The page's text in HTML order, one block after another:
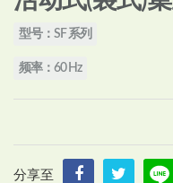
型号：SF 系列
频率：60 Hz
分享至